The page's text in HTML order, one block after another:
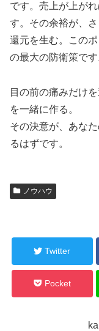
です。売上が上が
す。その余裕が、
還元を生む。この
の最大の防衛策です
目の前の痛みだけ
を一緒に作る。
その決意が、あな
るはずです。
ノウハウ
Twitter
Pocket